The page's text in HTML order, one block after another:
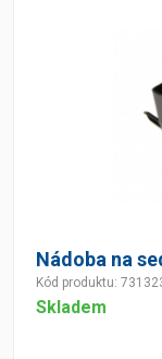
Nádoba na
Kód produktu:
Skladem